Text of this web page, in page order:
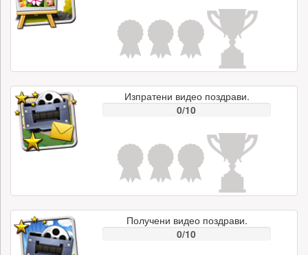
Изпратени видео поздрави.
0/10
Получени видео поздрави.
0/10